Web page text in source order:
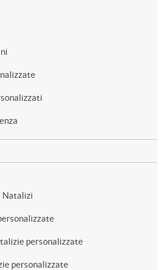
Natalizi
personalizzate
personalizzate